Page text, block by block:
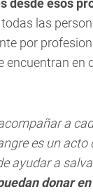
desde esos
las
por
encuentran en
a
es un acto
ayudar a
donar